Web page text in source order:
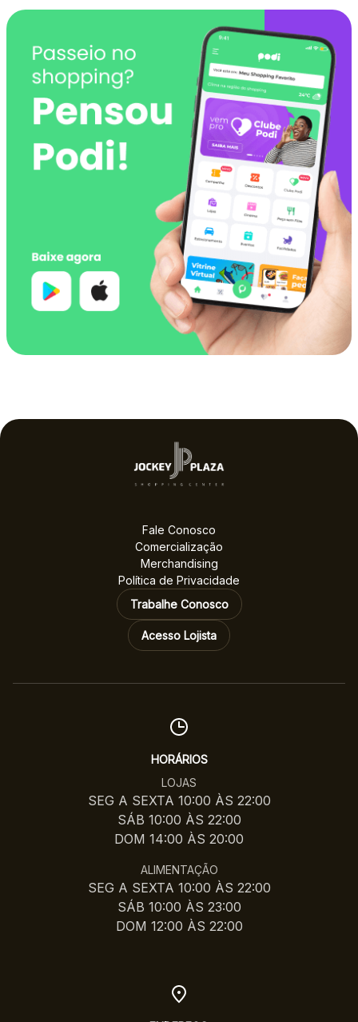
Fale Conosco
Comercialização
Merchandising
Política de Privacidade
Trabalhe Conosco
Acesso Lojista
HORÁRIOS
LOJAS
SEG A SEXTA 10:00 ÀS 22:00
SÁB 10:00 ÀS 22:00
DOM 14:00 ÀS 20:00
ALIMENTAÇÃO
SEG A SEXTA 10:00 ÀS 22:00
SÁB 10:00 ÀS 23:00
DOM 12:00 ÀS 22:00